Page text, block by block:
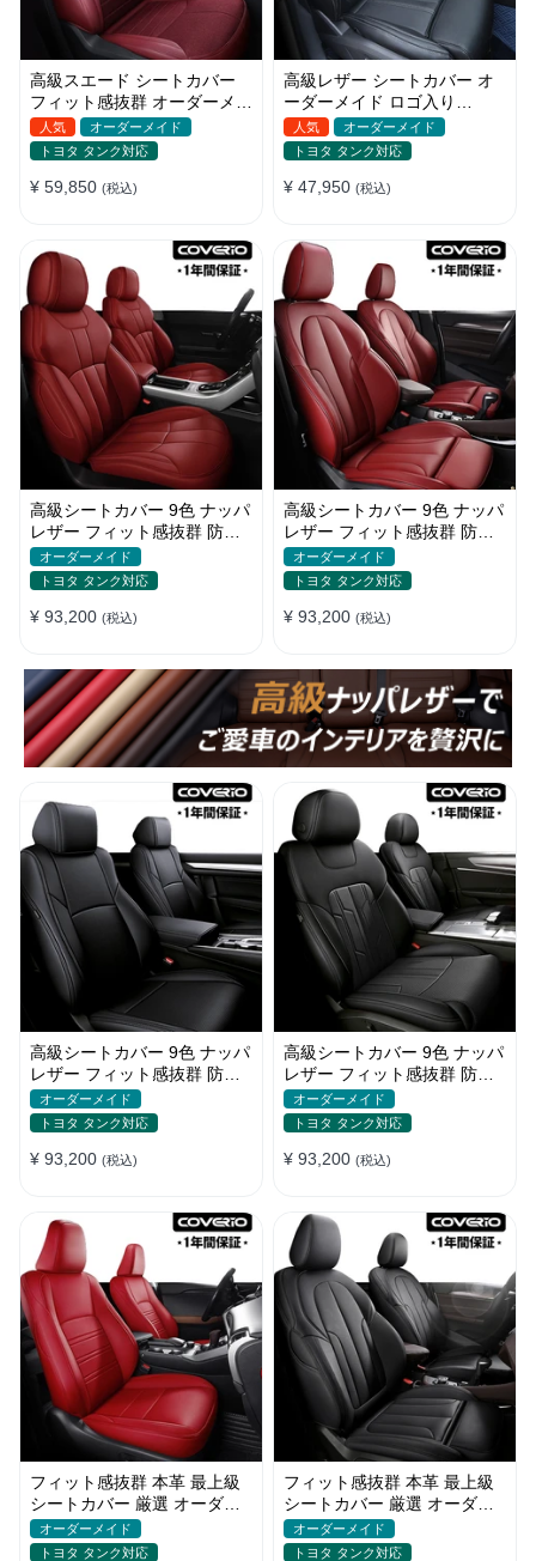
高級スエード シートカバー
フィット感抜群 オーダーメイ
ド 耐久性 オシャレ 全席セッ
ト
人気
オーダーメイド
トヨタ タンク対応
¥ 59,850 (税込)
高級レザー シートカバー オ
ーダーメイド ロゴ入り
JUSTFIT保証 耐摩耗性 全席
セット
人気
オーダーメイド
トヨタ タンク対応
¥ 47,950 (税込)
高級シートカバー 9色 ナッパ
レザー フィット感抜群 防水
防汚 オーダーメイド 全席セ
ット
オーダーメイド
トヨタ タンク対応
¥ 93,200 (税込)
高級シートカバー 9色 ナッパ
レザー フィット感抜群 防水
防汚 オーダーメイド 全席セ
ット
オーダーメイド
トヨタ タンク対応
¥ 93,200 (税込)
高級シートカバー 9色 ナッパ
レザー フィット感抜群 防水
防汚 オーダーメイド 全席セ
ット
オーダーメイド
トヨタ タンク対応
¥ 93,200 (税込)
高級シートカバー 9色 ナッパ
レザー フィット感抜群 防水
防汚 オーダーメイド 全席セ
ット
オーダーメイド
トヨタ タンク対応
¥ 93,200 (税込)
フィット感抜群 本革 最上級
シートカバー 厳選 オーダー
メイド 防水 雰囲気 全席セッ
ト
オーダーメイド
トヨタ タンク対応
フィット感抜群 本革 最上級
シートカバー 厳選 オーダー
メイド 防水 雰囲気 全席セッ
ト
オーダーメイド
トヨタ タンク対応